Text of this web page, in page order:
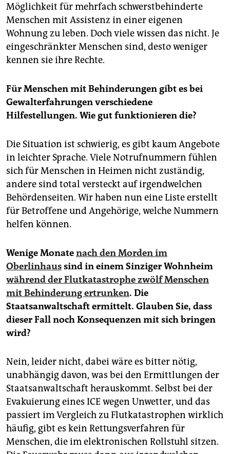
Möglichkeit für mehrfach schwerstbehinderte
Menschen mit Assistenz in einer eigenen
Wohnung zu leben. Doch viele wissen das nicht. Je
eingeschränkter Menschen sind, desto weniger
kennen sie ihre Rechte.
Für Menschen mit Behinderungen gibt es bei
Gewalterfahrungen verschiedene
Hilfestellungen. Wie gut funktionieren die?
Die Situation ist schwierig, es gibt kaum Angebote
in leichter Sprache. Viele Notrufnummern fühlen
sich für Menschen in Heimen nicht zuständig,
andere sind total versteckt auf irgendwelchen
Behördenseiten. Wir haben nun eine Liste erstellt
für Betroffene und Angehörige, welche Nummern
helfen können.
Wenige Monatenach den Morden im
Oberlinhaussind in einem Sinziger Wohnheim
während der Flutkatastrophe zwölf Menschen
mit Behinderung ertrunken. Die
Staatsanwaltschaft ermittelt. Glauben Sie, dass
dieser Fall noch Konsequenzen mit sich bringen
wird?
Nein, leider nicht, dabei wäre es bitter nötig,
unabhängig davon, was bei den Ermittlungen der
Staatsanwaltschaft herauskommt. Selbst bei der
Evakuierung eines ICE wegen Unwetter, und das
passiert im Vergleich zu Flutkatastrophen wirklich
häufig, gibt es kein Rettungsverfahren für
Menschen, die im elektronischen Rollstuhl sitzen.